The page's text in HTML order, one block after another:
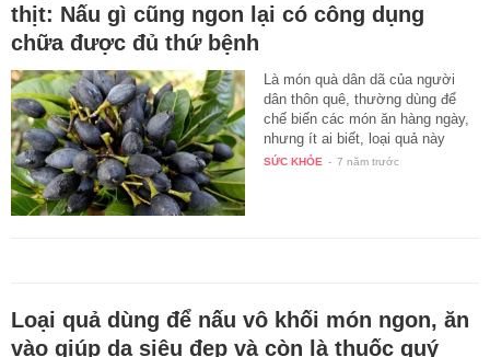
thịt: Nấu gì cũng ngon lại có công dụng
chữa được đủ thứ bệnh
Là món quà dân dã của người
dân thôn quê, thường dùng để
chế biến các món ăn hàng ngày,
nhưng ít ai biết, loại quả này
còn…
SỨC KHỎE - 7 năm trước
Loại quả dùng để nấu vô khối món ngon, ăn
vào giúp da siêu đẹp và còn là thuốc quý